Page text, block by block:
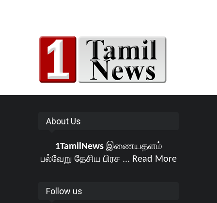
About Us
1TamilNewsஇணையதளம்
பல்வேறு தேசிய பிரச ... Read More
Follow us